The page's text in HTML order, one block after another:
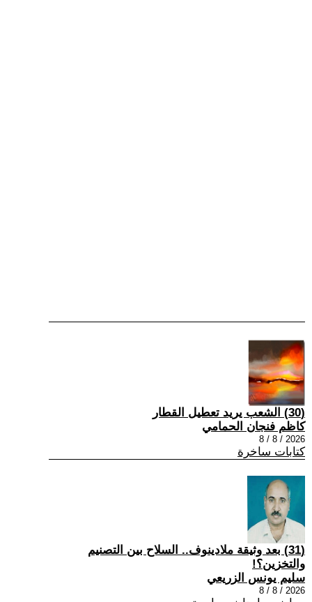
(30) الشعب يريد تعطيل القطار
كاظم فنجان الحمامي
2026 / 8 / 8
كتابات ساخرة
(31) بعد وثيقة ملادينوف.. السلاح بين التصنيم
والتخزين؟!
سليم يونس الزريعي
2026 / 8 / 8